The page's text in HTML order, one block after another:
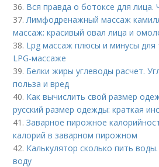
36. Вся правда о ботоксе для лица.
37. Лимфодренажный массаж
массаж: красивый овал лица и
38. Lpg массаж плюсы и минусы
LPG-массаже
39. Белки жиры углеводы расчет.
польза и вред
40. Как вычислить свой размер
русский размер одежды: краткая
41.Заварное пирожное
калорий в заварном пирожном
42. Калькулятор сколько пить
воду